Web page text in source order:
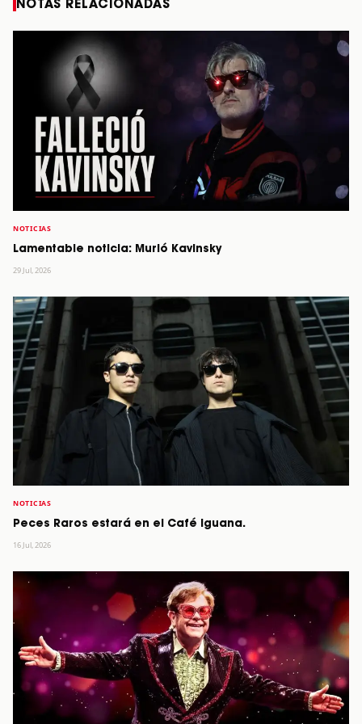
NOTAS RELACIONADAS
NOTICIAS
Lamentable noticia: Murió Kavinsky
29 Jul, 2026
NOTICIAS
Peces Raros estará en el Café Iguana.
16 Jul, 2026